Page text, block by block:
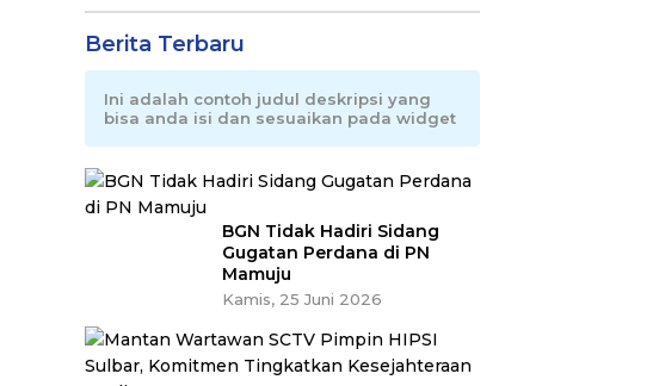
Berita Terbaru
Ini adalah contoh judul deskripsi yang
bisa anda isi dan sesuaikan pada widget
BGN Tidak Hadiri Sidang
Gugatan Perdana di PN
Mamuju
Kamis, 25 Juni 2026